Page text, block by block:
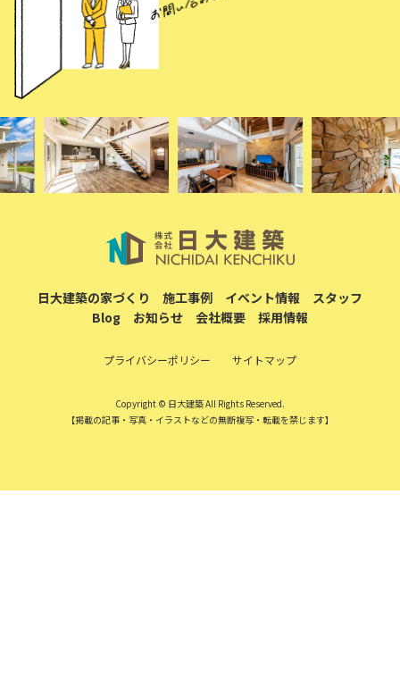
日大建築の家づくり 施工事例 イベント情報
スタッフ
Blog
お知らせ 会社概要 採用情報
プライバシーポリシー サイトマップ
Copyright © 日大建築 All Rights Reserved.
【掲載の記事・写真・イラストなどの無断複写・転載を禁じます】